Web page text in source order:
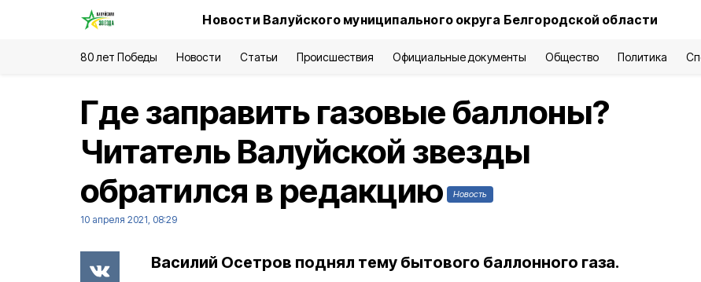
Новости Валуйского муниципального округа Белгородской области
80 лет Победы Новости Статьи Происшествия Официальные документы Общество Политика
Где заправить газовые баллоны?
Читатель Валуйской звезды
обратился в редакцию
Новость
10 апреля 2021, 08:29
Василий Осетров поднял тему бытового баллонного газа.